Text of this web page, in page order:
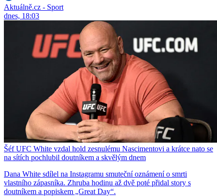
Aktuálně.cz - Sport
dnes, 18:03
Šéf UFC White vzdal hold zesnulému Nascimentovi a krátce nato se
na sítích pochlubil doutníkem a skvělým dnem
Dana White sdílel na Instagramu smuteční oznámení o smrti
vlastního zápasníka. Zhruba hodinu až dvě poté přidal story s
doutníkem a popiskem „Great Day“.